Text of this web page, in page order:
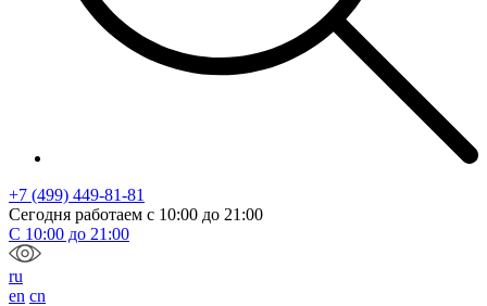
+7 (499) 449-81-81
Сегодня работаем с 10:00 до 21:00
С 10:00 до 21:00
ru
en cn